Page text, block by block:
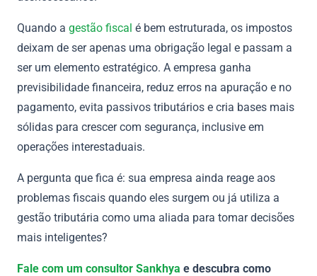
Quando a gestão fiscal é bem estruturada, os impostos
deixam de ser apenas uma obrigação legal e passam a
ser um elemento estratégico. A empresa ganha
previsibilidade financeira, reduz erros na apuração e no
pagamento, evita passivos tributários e cria bases mais
sólidas para crescer com segurança, inclusive em
operações interestaduais.
A pergunta que fica é: sua empresa ainda reage aos
problemas fiscais quando eles surgem ou já utiliza a
gestão tributária como uma aliada para tomar decisões
mais inteligentes?
Fale com um consultor Sankhya e descubra como